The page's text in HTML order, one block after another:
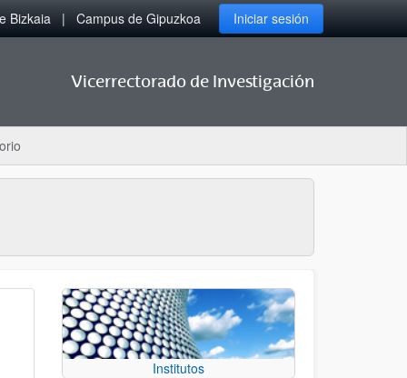
Bizkaia Campus de Gipuzkoa Iniciar sesión
Vicerrectorado de Investigación
Institutos